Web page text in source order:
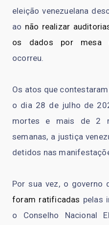
eleição venezuelana
ao não realizar
os dados por mesa
ocorreu.
Os atos que
o dia 28 de julho de
mortes e mais de 2
semanas, a justiça
detidos nas
Por sua vez, o governo
foram ratificadas pelas
o Conselho Nacional